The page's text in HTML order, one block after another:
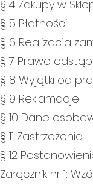
§ 4 Zakupy w
§ 5 Płatności
§ 6 Realizacja
§ 7 Prawo
§ 8 Wyjątki od
§ 9 Reklamacje
§ 10 Dane
§ 11 Zastrzeżenia
§ 12
Załącznik nr 1: